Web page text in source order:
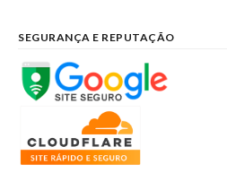
SEGURANÇA E REPUTAÇÃO